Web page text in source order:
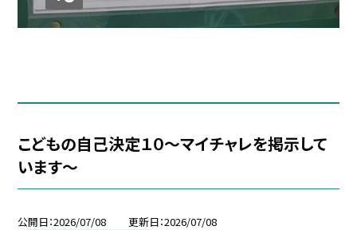
こどもの自己決定１０～マイチャレを掲示して
います～
公開日 2026/07/08 更新日 2026/07/08